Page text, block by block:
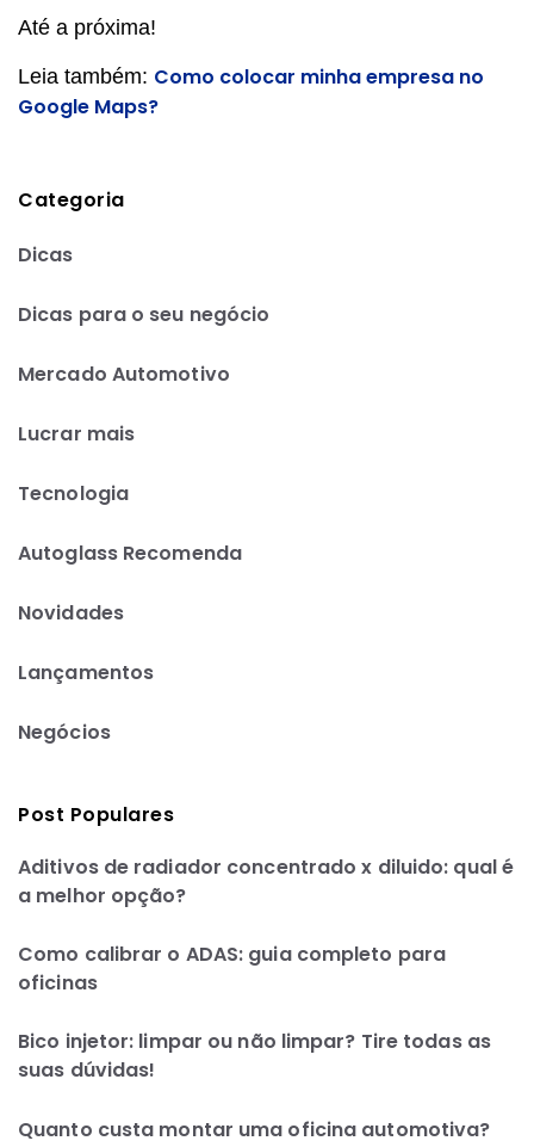
Até a próxima!
Leia também: Como colocar minha empresa no
Google Maps?
Categoria
Dicas
Dicas para o seu negócio
Mercado Automotivo
Lucrar mais
Tecnologia
Autoglass Recomenda
Novidades
Lançamentos
Negócios
Post Populares
Aditivos de radiador concentrado x diluido: qual é
a melhor opção?
Como calibrar o ADAS: guia completo para
oficinas
Bico injetor: limpar ou não limpar? Tire todas as
suas dúvidas!
Quanto custa montar uma oficina automotiva?